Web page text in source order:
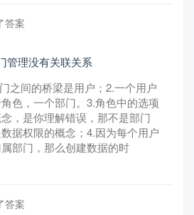
答案
管理没有关联关系
之间的桥梁是用户；2.一个用户
色，一个部门。3.角色中的选项
，是你理解错误，那不是部门
据权限的概念；4.因为每个用户
部门，那么创建数据的时
答案